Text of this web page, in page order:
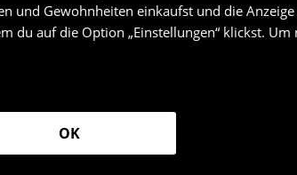
und Gewohnheiten einkaufst und die
du auf die Option „Einstellungen“ klickst.
OK